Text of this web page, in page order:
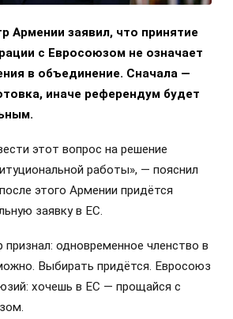
Армении заявил, что принятие
с Евросоюзом не означает
в объединение. Сначала —
иначе референдум будет
этот вопрос на решение
работы», — пояснил
этого Армении придётся
заявку в ЕС.
одновременное членство в
Выбирать придётся. Евросоюз
хочешь в ЕС — прощайся с